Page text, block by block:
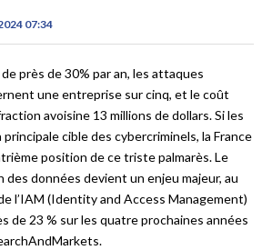
07:34
près de 30% par an, les attaques
une entreprise sur cinq, et le coût
avoisine 13 millions de dollars. Si les
cible des cybercriminels, la France
position de ce triste palmarès. Le
données devient un enjeu majeur, au
l’IAM (Identity and Access Management)
de 23 % sur les quatre prochaines années